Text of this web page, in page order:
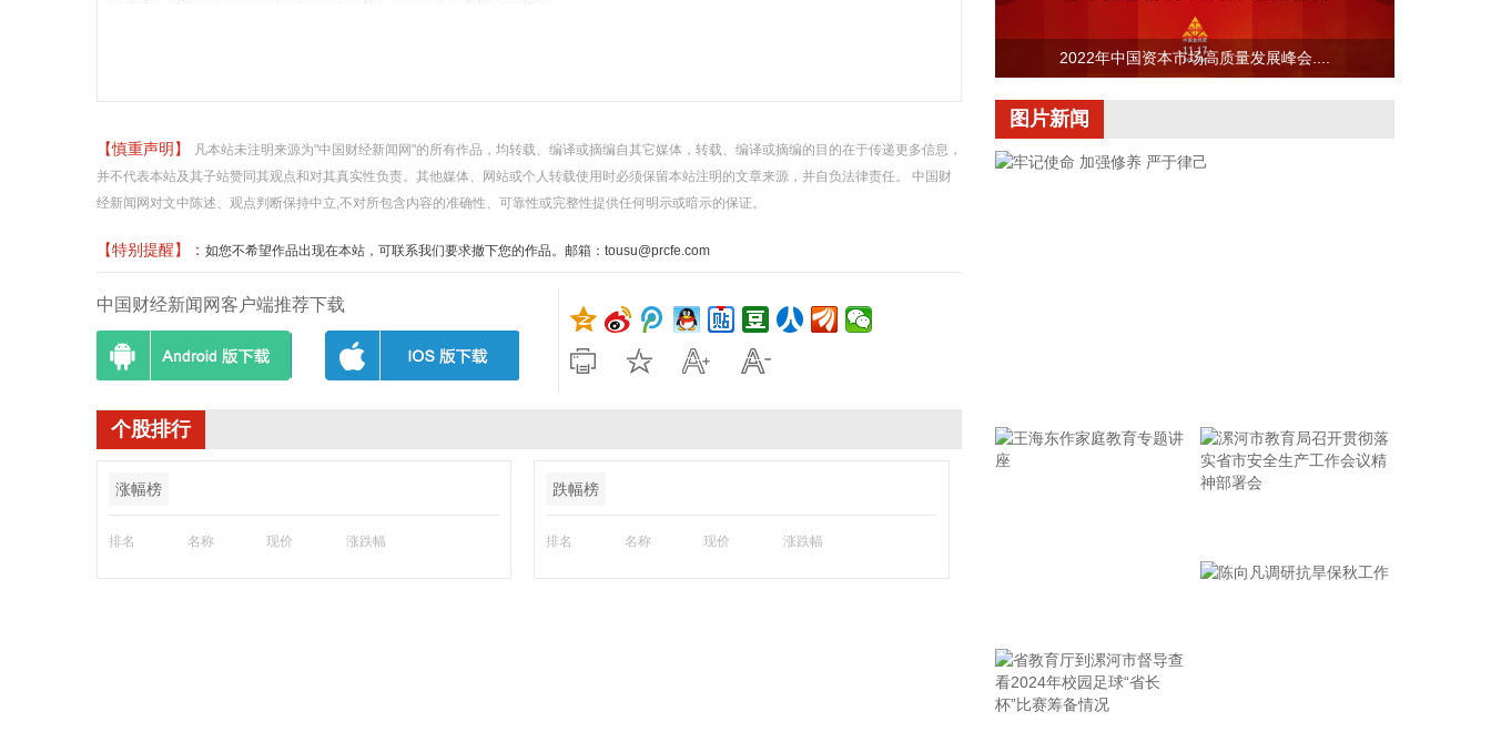
【慎重声明】
凡本站未注明来源为"中国财经新闻网"的所有作品，均转载、编译或摘编自其它媒体，转载、编译或摘编的目的在于传递更多信息，
并不代表本站及其子站赞同其观点和对其真实性负责。其他媒体、网站或个人转载使用时必须保留本站注明的文章来源，并自负法律责任。 中国财
经新闻网对文中陈述、观点判断保持中立,不对所包含内容的准确性、可靠性或完整性提供任何明示或暗示的保证。
【特别提醒】： 如您不希望作品出现在本站，可联系我们要求撤下您的作品。邮箱：tousu@prcfe.com
中国财经新闻网客户端推荐下载
个股排行
涨幅榜
排名 名称 现价 涨跌幅
跌幅榜
排名 名称 现价 涨跌幅
案，以避免联邦政府在现行预算到期后“停摆”。
2026-08-08 16:35:10
了最关键的阶段。8日上午，省委、省政府召开全省
防御应对13号台风“白海豚”工作视频调度会。省委书
记王浩肯定了全省前一阶段防御应对工作成效。他强
硬仗。
14级，45米/秒。虽然离浙江还有一定距离，但“白海
豚”外围云系今天上午已经在江苏南部、安徽东南部、
2022年中国资本市场高质量发展峰会....
图片新闻
座
实省市安全生产工作会议